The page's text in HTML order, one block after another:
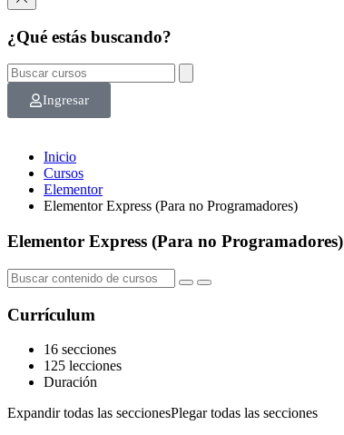
¿Qué estás buscando?
Ingresar
Inicio
Cursos
Elementor
Elementor Express (Para no Programadores)
Elementor Express (Para no Programadores)
Currículum
16 secciones
125 lecciones
Duración
Expandir todas las seccionesPlegar todas las secciones